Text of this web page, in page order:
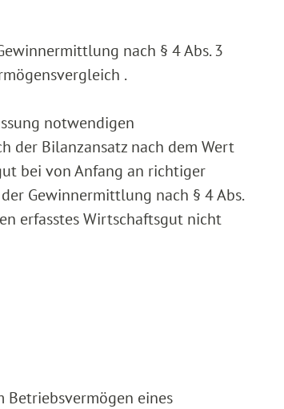
nach § 4 Abs. 3
.
notwendigen
der Bilanzansatz nach dem Wert
bei von Anfang an richtiger
Gewinnermittlung nach § 4 Abs.
erfasstes Wirtschaftsgut nicht
Betriebsvermögen eines